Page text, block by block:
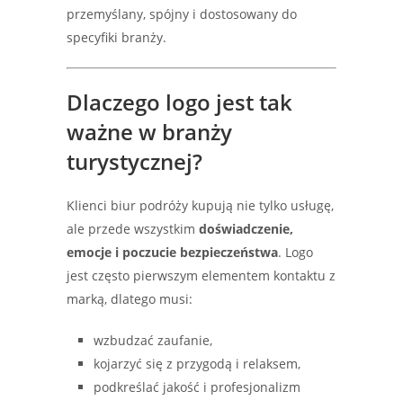
przemyślany, spójny i dostosowany do
specyfiki branży.
Dlaczego logo jest tak
ważne w branży
turystycznej?
Klienci biur podróży kupują nie tylko usługę,
ale przede wszystkim doświadczenie,
emocje i poczucie bezpieczeństwa. Logo
jest często pierwszym elementem kontaktu z
marką, dlatego musi:
wzbudzać zaufanie,
kojarzyć się z przygodą i relaksem,
podkreślać jakość i profesjonalizm